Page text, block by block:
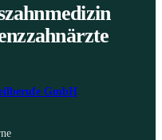
GmbH